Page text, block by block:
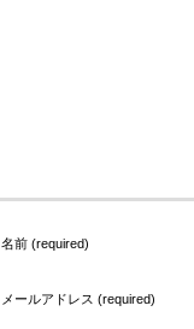
名前 (required)
メールアドレス (required)